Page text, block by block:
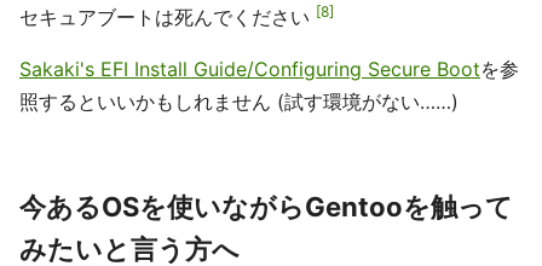
セキュアブートは死んでください 8
Sakaki's EFI Install Guide/Configuring Secure Bootを参
照するといいかもしれません (試す環境がない……)
今あるOSを使いながらGentooを触って
みたいと言う方へ